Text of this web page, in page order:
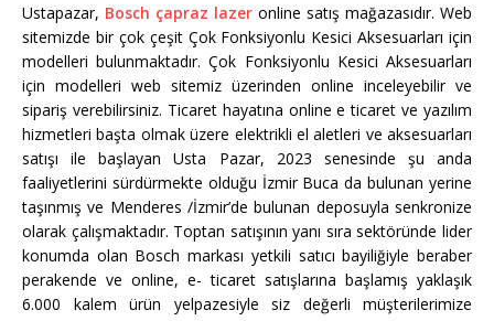
Ustapazar, Bosch çapraz lazer online satış mağazasıdır. Web
sitemizde bir çok çeşit Çok Fonksiyonlu Kesici Aksesuarları için
modelleri bulunmaktadır. Çok Fonksiyonlu Kesici Aksesuarları
için modelleri web sitemiz üzerinden online inceleyebilir ve
sipariş verebilirsiniz. Ticaret hayatına online e ticaret ve yazılım
hizmetleri başta olmak üzere elektrikli el aletleri ve aksesuarları
satışı ile başlayan Usta Pazar, 2023 senesinde şu anda
faaliyetlerini sürdürmekte olduğu İzmir Buca da bulunan yerine
taşınmış ve Menderes /İzmir’de bulunan deposuyla senkronize
olarak çalışmaktadır. Toptan satışının yanı sıra sektöründe lider
konumda olan Bosch markası yetkili satıcı bayiliğiyle beraber
perakende ve online, e- ticaret satışlarına başlamış yaklaşık
6.000 kalem ürün yelpazesiyle siz değerli müşterilerimize